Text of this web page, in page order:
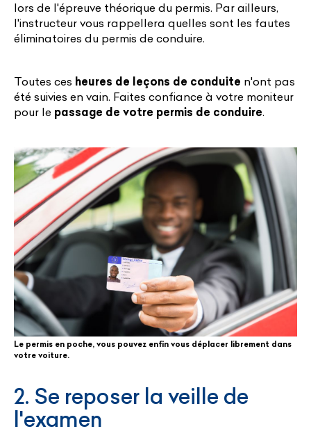
lors de l'épreuve théorique du permis. Par ailleurs,
l'instructeur vous rappellera quelles sont les fautes
éliminatoires du permis de conduire.
Toutes ces heures de leçons de conduite n'ont pas
été suivies en vain. Faites confiance à votre moniteur
pour le passage de votre permis de conduire.
Le permis en poche, vous pouvez enfin vous déplacer librement dans
votre voiture.
2. Se reposer la veille de
l'examen